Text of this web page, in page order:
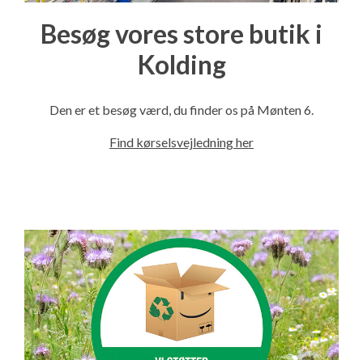
Besøg vores store butik i
Kolding
Den er et besøg værd, du finder os på Mønten 6.
Find kørselsvejledning her